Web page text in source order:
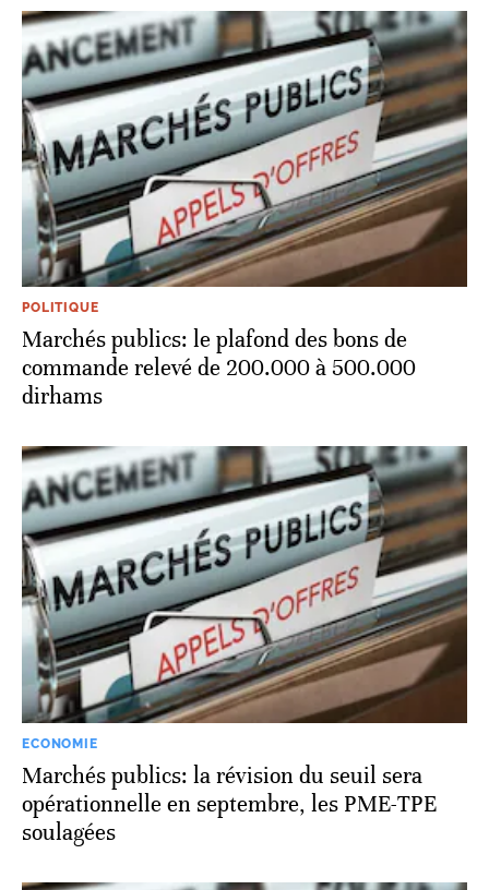
POLITIQUE
Marchés publics: le plafond des bons de
commande relevé de 200.000 à 500.000
dirhams
ECONOMIE
Marchés publics: la révision du seuil sera
opérationnelle en septembre, les PME-TPE
soulagées